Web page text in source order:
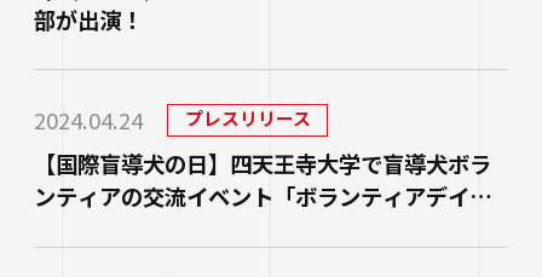
部が出演！
2024.04.24 プレスリリース
【国際盲導犬の日】四天王寺大学で盲導犬ボラ
ンティアの交流イベント「ボランティアデイ」